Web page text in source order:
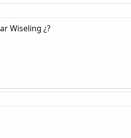
Wiseling ¿?